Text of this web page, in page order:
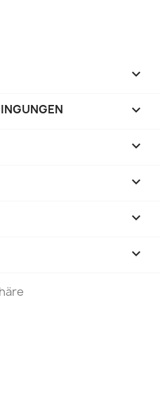





keyboard_arrow_down